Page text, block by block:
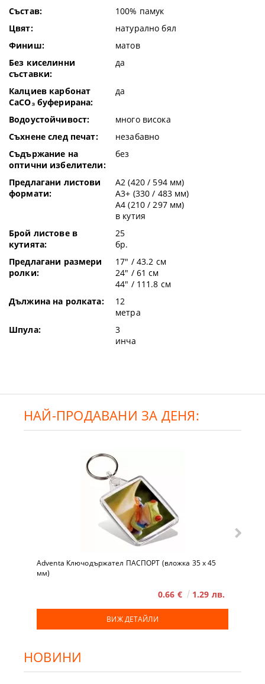
Състав:
100% памук
Цвят:
натурално бял
Финиш:
матов
Без киселинни
съставки:
да
Калциев карбонат
CaCO₃ буферирана:
да
Водоустойчивост:
много висока
Съхнене след печат:
незабавно
Съдържание на
оптични избелители:
без
Предлагани листови
формати:
A2 (420 / 594 мм)
A3+ (330 / 483 мм)
A4 (210 / 297 мм)
в кутия
Брой листове в
кутията:
25
бр.
Предлагани размери
ролки:
17" / 43.2 см
24" / 61 см
44" / 111.8 см
Дължина на ролката:
12
метра
Шпула:
3
инча
НАЙ-ПРОДАВАНИ ЗА ДЕНЯ:
Adventa Ключодържател ПАСПОРТ (вложка 35 x 45
мм)
0.66 € 1.29 лв.
ВИЖ ДЕТАЙЛИ
НОВИНИ